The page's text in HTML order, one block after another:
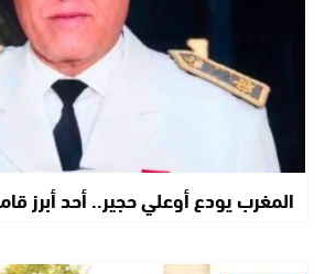
المغرب يودع أوعلي حجير.. أحد أبرز